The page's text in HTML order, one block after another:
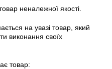
неналежної якості.
на увазі товар, який
виконання своїх
товар: